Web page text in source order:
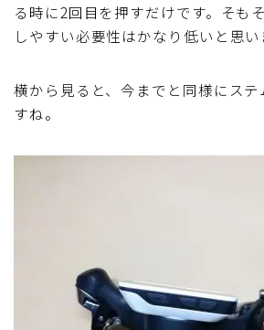
る時に2回目を押すだけです。そも
しやすい必要性はかなり低いと思い
横から見ると、今までと同様にス
すね。